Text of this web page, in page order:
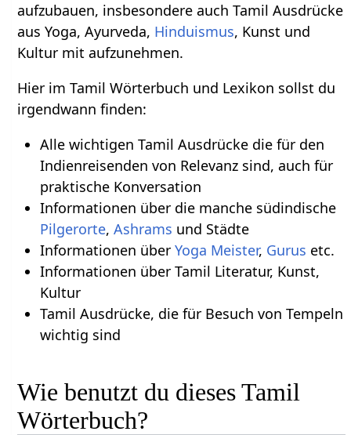
aufzubauen, insbesondere auch Tamil Ausdrücke
aus Yoga, Ayurveda, Hinduismus, Kunst und
Kultur mit aufzunehmen.
Hier im Tamil Wörterbuch und Lexikon sollst du
irgendwann finden:
Alle wichtigen Tamil Ausdrücke die für den
Indienreisenden von Relevanz sind, auch für
praktische Konversation
Informationen über die manche südindische
Pilgerorte, Ashrams und Städte
Informationen über Yoga Meister, Gurus etc.
Informationen über Tamil Literatur, Kunst,
Kultur
Tamil Ausdrücke, die für Besuch von Tempeln
wichtig sind
Wie benutzt du dieses Tamil
Wörterbuch?